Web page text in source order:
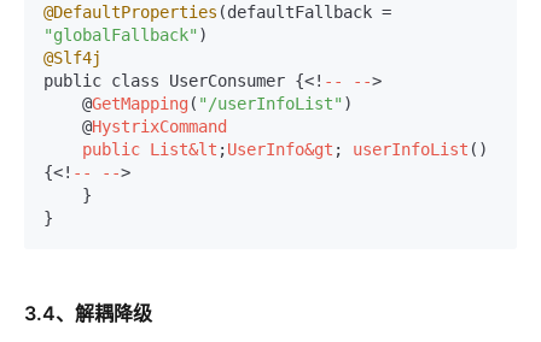
@DefaultProperties
"globalFallback"
@Slf4j
public class UserConsumer {<! -- -->
    @
GetMapping ( "/userInfoList" )
    @
HystrixCommand
public List&lt ;UserInfo&gt ; userInfoList ()
{<! -- -->
3.4、解耦降级